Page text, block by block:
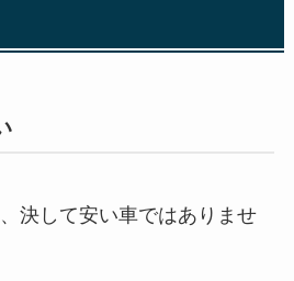
決して安い車ではありませ